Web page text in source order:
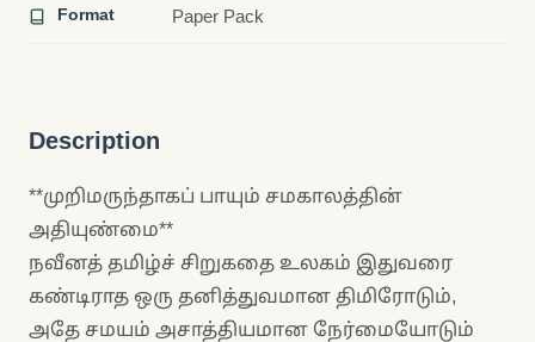
Format Paper Pack
Description
**முறிமருந்தாகப் பாயும் சமகாலத்தின்
அதியுண்மை**
நவீனத் தமிழ்ச் சிறுகதை உலகம் இதுவரை
கண்டிராத ஒரு தனித்துவமான திமிரோடும்,
அதே சமயம் அசாத்தியமான நேர்மையோடும்